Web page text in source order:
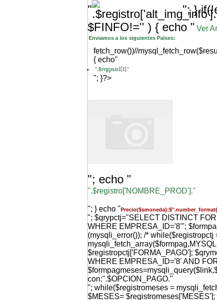
"
"; }
$FINFO!='' ) { echo " Ver
Enviamos a los siguientes Paises:
fetch_row())//
{ echo"
".$regpais1[1]."
"; }?>
"; echo "
".$registro['NOMBRE_PROD']."
"; } echo "
"; $qrypctj="SELECT DISTINCT
WHERE EMPRESA_ID='8'";
(mysqli_error()); /* while($registropctj
$registropctj['FORMA_PAGO'];
WHERE EMPRESA_ID='8' AND
con:".$OPCION_PAGO."
"; while($registromeses =
$MESES=